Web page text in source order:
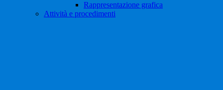
Rappresentazione grafica
Attività e procedimenti